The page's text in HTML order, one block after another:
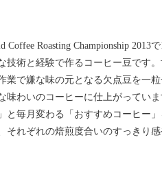
Roasting Championship 2013
技術と経験で作るコーヒー豆です
で嫌な味の元となる欠点豆を一粒
味わいのコーヒーに仕上がっていま
と毎月変わる「おすすめコーヒー
それぞれの焙煎度合いのすっきり